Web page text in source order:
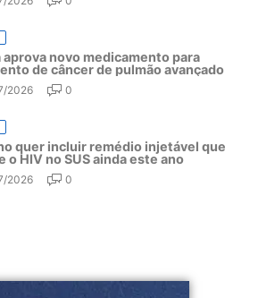
aprova novo medicamento para
de câncer de pulmão avançado
2026 0
quer incluir remédio injetável que
o HIV no SUS ainda este ano
2026 0